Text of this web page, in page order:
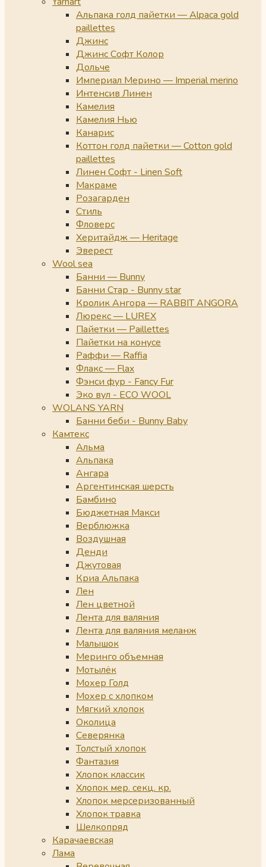
Альпака голд пайетки — Alpaca gold
paillettes
Джинс
Джинс Софт Колор
Дольче
Империал Мерино — Imperial merino
Интенсив Линен
Камелия
Камелия Нью
Канарис
Коттон голд пайетки — Cotton gold
paillettes
Линен Софт - Linen Soft
Макраме
Розагарден
Стиль
Фловерс
Херитайдж — Heritage
Эверест
Wool sea
Банни — Bunny
Банни Стар - Bunny star
Кролик Ангора — RABBIT ANGORA
Люрекс — LUREX
Пайетки — Paillettes
Пайетки на конусе
Раффи — Raffia
Флакс — Flax
Фэнси фур - Fancy Fur
Эко вул - ECO WOOL
WOLANS YARN
Банни беби - Bunny Baby
Камтекс
Альма
Альпака
Ангара
Аргентинская шерсть
Бамбино
Бюджетная Макси
Верблюжка
Воздушная
Денди
Джутовая
Криа Альпака
Лен
Лен цветной
Лента для валяния
Лента для валяния меланж
Малышок
Меринго объемная
Мотылёк
Мохер Голд
Мохер с хлопком
Мягкий хлопок
Околица
Северянка
Толстый хлопок
Фантазия
Хлопок классик
Хлопок мер. секц. кр.
Хлопок мерсеризованный
Хлопок травка
Шелкопряд
Карачаевская
Лама